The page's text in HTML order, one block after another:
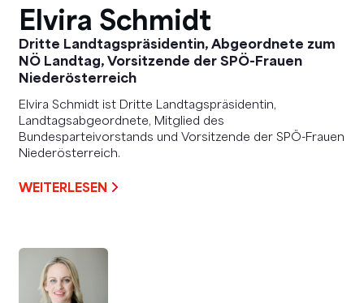
Elvira Schmidt
Dritte Landtagspräsidentin, Abgeordnete zum
NÖ Landtag, Vorsitzende der SPÖ-Frauen
Niederösterreich
Elvira Schmidt ist Dritte Landtagspräsidentin,
Landtagsabgeordnete, Mitglied des
Bundesparteivorstands und Vorsitzende der SPÖ-Frauen
Niederösterreich.
WEITERLESEN